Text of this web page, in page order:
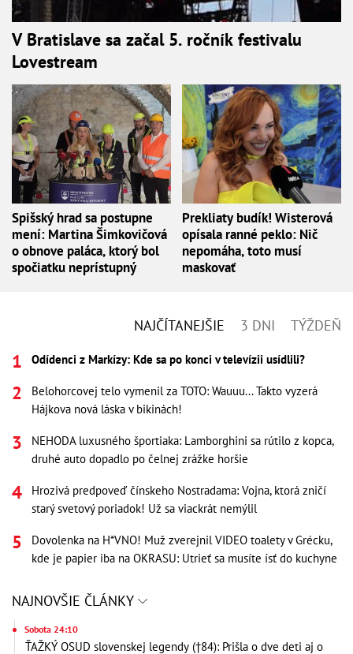
V Bratislave sa začal 5. ročník festivalu
Lovestream
Spišský hrad sa postupne
mení: Martina Šimkovičová
o obnove paláca, ktorý bol
spočiatku neprístupný
Prekliaty budík! Wisterová
opísala ranné peklo: Nič
nepomáha, toto musí
maskovať
NAJČÍTANEJŠIE 3 DNI TÝŽDEŇ
Odídenci z Markízy: Kde sa po konci v televízii usídlili?
Belohorcovej telo vymenil za TOTO: Wauuu... Takto vyzerá
Hájkova nová láska v bikinách!
NEHODA luxusného športiaka: Lamborghini sa rútilo z kopca,
druhé auto dopadlo po čelnej zrážke horšie
Hrozivá predpoveď čínskeho Nostradama: Vojna, ktorá zničí
starý svetový poriadok! Už sa viackrát nemýlil
Dovolenka na H*VNO! Muž zverejnil VIDEO toalety v Grécku,
kde je papier iba na OKRASU: Utrieť sa musíte ísť do kuchyne
NAJNOVŠIE ČLÁNKY
Sobota 24:10
ŤAŽKÝ OSUD slovenskej legendy (†84): Prišla o dve deti aj o